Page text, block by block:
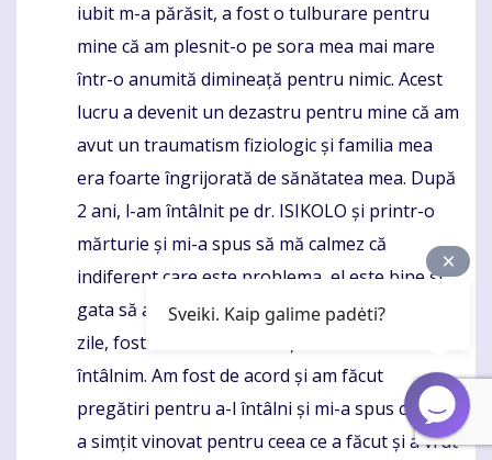
iubit m-a părăsit, a fost o tulburare pentru
mine că am plesnit-o pe sora mea mai mare
într-o anumită dimineață pentru nimic. Acest
lucru a devenit un dezastru pentru mine că am
avut un traumatism fiziologic și familia mea
era foarte îngrijorată de sănătatea mea. După
2 ani, l-am întâlnit pe dr. ISIKOLO și printr-o
mărturie și mi-a spus să mă calmez că
indiferent care este problema, el este bine și
gata să ajute pe oricine vine la el. Doar peste 2
zile, fosta mea m-a sunat și a vrut să ne
întâlnim. Am fost de acord și am făcut
pregătiri pentru a-l întâlni și mi-a spus cum s-
a simțit vinovat pentru ceea ce a făcut și a vrut
Sveiki. Kaip galime padėti?